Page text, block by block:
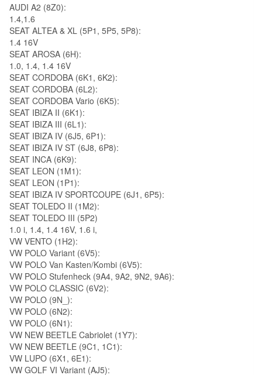
AUDI A2 (8Z0):
1.4,1.6
SEAT ALTEA & XL (5P1, 5P5, 5P8):
1.4 16V
SEAT AROSA (6H):
1.0, 1.4, 1.4 16V
SEAT CORDOBA (6K1, 6K2):
SEAT CORDOBA (6L2):
SEAT CORDOBA Vario (6K5):
SEAT IBIZA II (6K1):
SEAT IBIZA III (6L1):
SEAT IBIZA IV (6J5, 6P1):
SEAT IBIZA IV ST (6J8, 6P8):
SEAT INCA (6K9):
SEAT LEON (1M1):
SEAT LEON (1P1):
SEAT IBIZA IV SPORTCOUPE (6J1, 6P5):
SEAT TOLEDO II (1M2):
SEAT TOLEDO III (5P2)
1.0 i, 1.4, 1.4 16V, 1.6 i,
VW VENTO (1H2):
VW POLO Variant (6V5):
VW POLO Van Kasten/Kombi (6V5):
VW POLO Stufenheck (9A4, 9A2, 9N2, 9A6):
VW POLO CLASSIC (6V2):
VW POLO (9N_):
VW POLO (6N2):
VW POLO (6N1):
VW NEW BEETLE Cabriolet (1Y7):
VW NEW BEETLE (9C1, 1C1):
VW LUPO (6X1, 6E1):
VW GOLF VI Variant (AJ5):